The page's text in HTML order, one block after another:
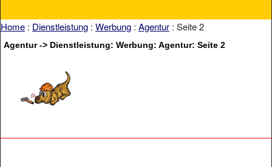
Home : Dienstleistung : Werbung : Agentur : Seite 2
Agentur -> Dienstleistung: Werbung: Agentur: Seite 2